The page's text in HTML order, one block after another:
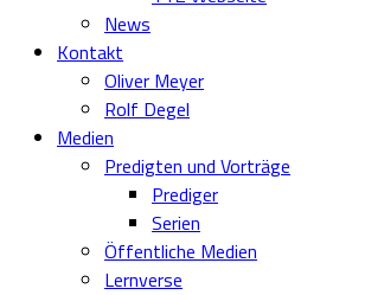
News
Kontakt
Oliver Meyer
Rolf Degel
Medien
Predigten und Vorträge
Prediger
Serien
Öffentliche Medien
Lernverse